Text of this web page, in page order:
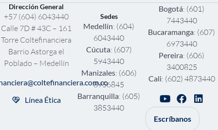
Dirección General
+57 (604) 6043440
Calle 7D # 43C – 161
Torre Coltefinanciera
Barrio Astorga el
Poblado – Medellín
Línea Ética
Sedes
Medellín: (604)
6043440
Cúcuta: (607)
5943440
Manizales: (606)
8956845
Barranquilla: (605)
3853440
Bogotá: (601)
7443440
Bucaramanga: (607)
6973440
Pereira: (606)
3400825
Cali: (602) 4873440
Escríbanos